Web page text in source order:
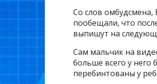
Со слов омбудсмена,
пообещали, что
выпишут на
Сам мальчик на
больше всего у него
перебинтованы у